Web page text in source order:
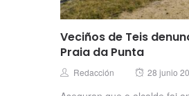
Veciños de Teis
Praia da Punta
Author
Redacción
Posted
28 junio